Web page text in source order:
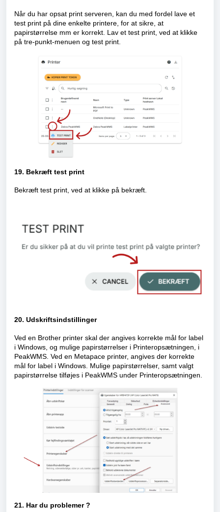
Når du har opsat print serveren, kan du med fordel lave et
test print på dine enkelte printere, for at sikre, at
papirstørrelse mm er korrekt. Lav et test print, ved at klikke
på tre-punkt-menuen og test print.
19. Bekræft test print
Bekræft test print, ved at klikke på bekræft.
20. Udskriftsindstillinger
Ved en Brother printer skal der angives korrekte mål for label
i Windows, og mulige papirstørrelser i Printeropsætningen, i
PeakWMS. Ved en Metapace printer, angives der korrekte
mål for label i Windows. Mulige papirstørrelser, samt valgt
papirstørrelse tilføjes i PeakWMS under Printeropsætningen.
21. Har du problemer ?